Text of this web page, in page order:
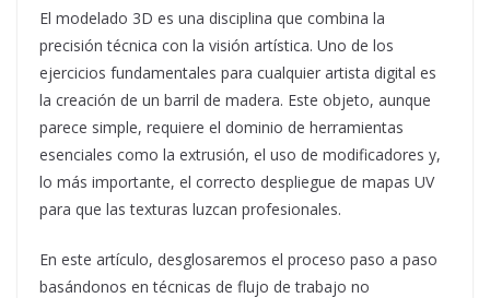
El modelado 3D es una disciplina que combina la
precisión técnica con la visión artística. Uno de los
ejercicios fundamentales para cualquier artista digital es
la creación de un barril de madera. Este objeto, aunque
parece simple, requiere el dominio de herramientas
esenciales como la extrusión, el uso de modificadores y,
lo más importante, el correcto despliegue de mapas UV
para que las texturas luzcan profesionales.
En este artículo, desglosaremos el proceso paso a paso
basándonos en técnicas de flujo de trabajo no